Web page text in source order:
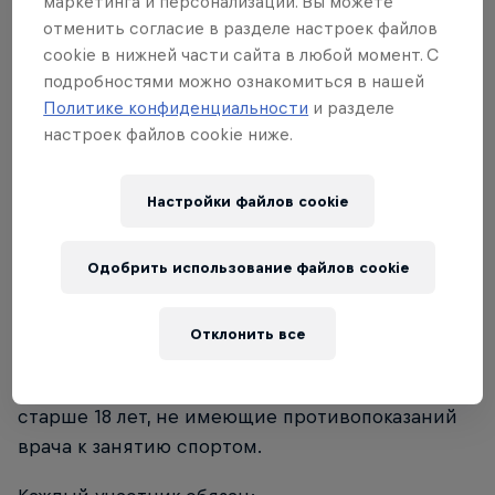
3. Организаторы соревнований
Организатор «Red Bull»
Проводящая организация ОО
Непосредственное проведение
судейская коллегия.
условия их допуска.
старше 18 лет, не имеющие противопоказаний
врача к занятию спортом.
отменить согласие в разделе настроек файлов
cookie в нижней части сайта в любой момент. С
подробностями можно ознакомиться в нашей
Политике конфиденциальности и разделе
настроек файлов cookie ниже.
Настройки файлов cookie
Отклонить все
Одобрить использование файлов cookie